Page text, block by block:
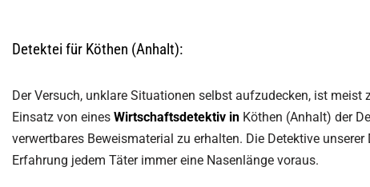
Detektei für Köthen (Anhalt):
Der Versuch, unklare Situationen selbst aufzudecken, ist
Einsatz von eines Wirtschaftsdetektiv in Köthen (Anhalt) der
verwertbares Beweismaterial zu erhalten. Die Detektive
Erfahrung jedem Täter immer eine Nasenlänge voraus.